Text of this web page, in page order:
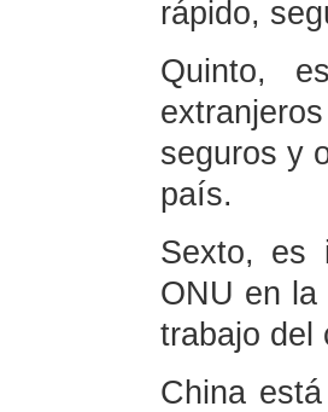
rápido,
Quinto,
seguros y
país.
Sexto, es
ONU en la
trabajo del
China